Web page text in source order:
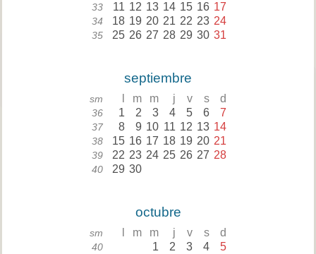
33 11 12 13 14 15 16 17
34 18 19 20 21 22 23 24
35 25 26 27 28 29 30 31
septiembre
sm m m j v s d
36 1 2 3 4 5 6 7
37 8 9 10 11 12 13 14
38 15 16 17 18 19 20 21
39 22 23 24 25 26 27 28
40 29 30
octubre
sm m m j v s d
40 1 2 3 4 5